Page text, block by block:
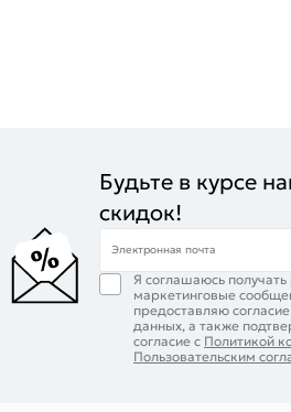
Будьте в курсе
скидок!
Электронная почта
Я соглашаюсь
маркетинговые
предоставляю
данных, а также
согласие с Политикой
Пользовательским